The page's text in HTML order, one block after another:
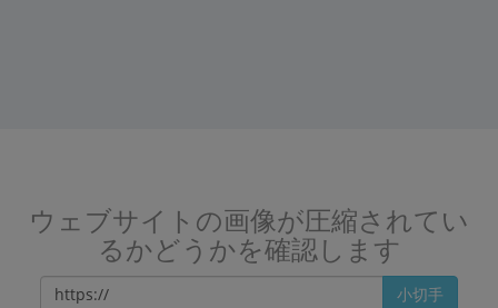
ウェブサイトの画像が圧縮されてい
るかどうかを確認します
小切手